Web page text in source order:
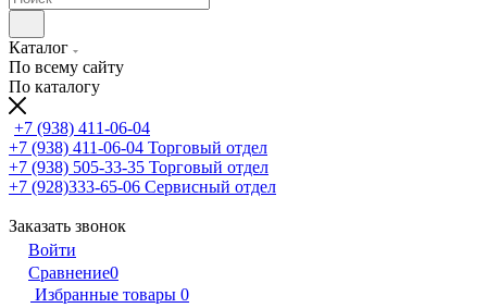
Каталог
По всему сайту
По каталогу
+7 (938) 411-06-04
+7 (938) 411-06-04 Торговый отдел
+7 (938) 505-33-35 Торговый отдел
+7 (928)333-65-06 Сервисный отдел
Заказать звонок
Войти
Сравнение0
Избранные товары 0